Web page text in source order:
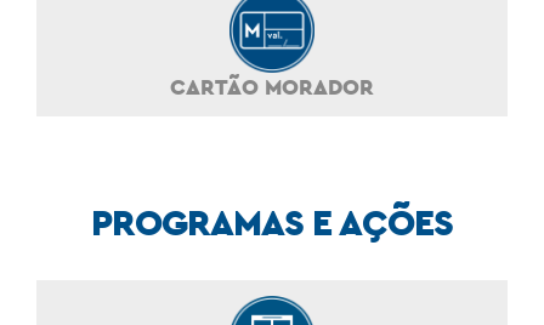
CARTÃO MORADOR
PROGRAMAS E AÇÕES